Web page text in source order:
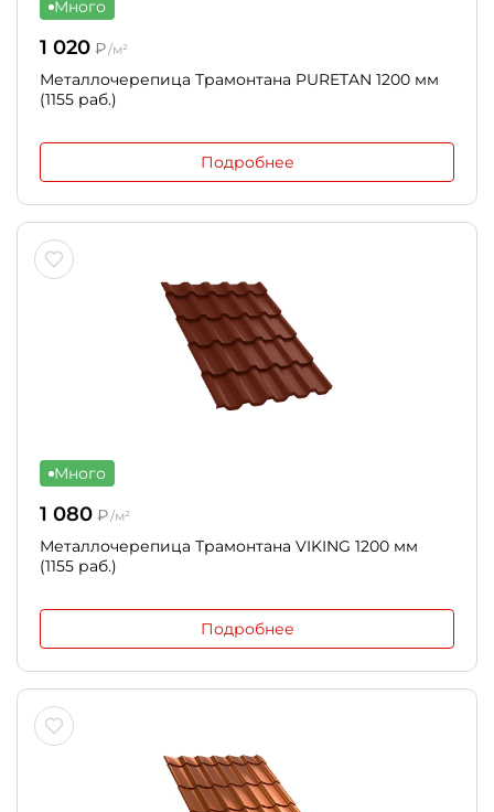
Много
1 020 ₽/м²
Металлочерепица Трамонтана PURETAN 1200 мм
(1155 раб.)
Подробнее
Много
1 080 ₽/м²
Металлочерепица Трамонтана VIKING 1200 мм
(1155 раб.)
Подробнее